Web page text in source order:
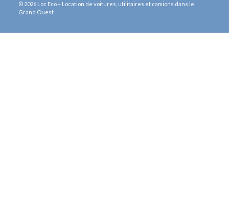
© 2026 Loc Eco – Location de voitures, utilitaires et camions dans le
Grand Ouest